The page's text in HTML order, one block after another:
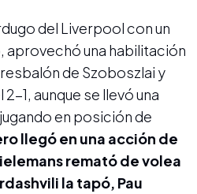
del Liverpool con un
aprovechó una habilitación
de Szoboszlai y
1, aunque se llevó una
en posición de
llegó en una acción de
remató de volea
la tapó, Pau